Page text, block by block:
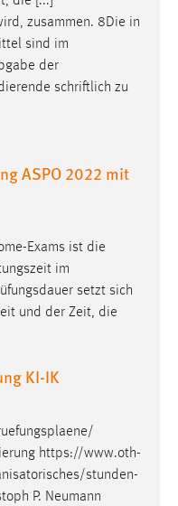
zusammen. 8Die in
sind im
der
schriftlich zu
ASPO 2022 mit
Exams ist die
im
setzt sich
und der Zeit, die
KI-IK
/
https://www.oth-
stunden-
P. Neumann